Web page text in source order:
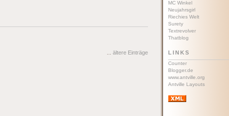
ältere Einträge
MC Winkel
Neujahrsgirl
Riechies Welt
Surety
Textrevolver
Thatblog
LINKS
Counter
Blogger.de
www.antville.org
Antville Layouts